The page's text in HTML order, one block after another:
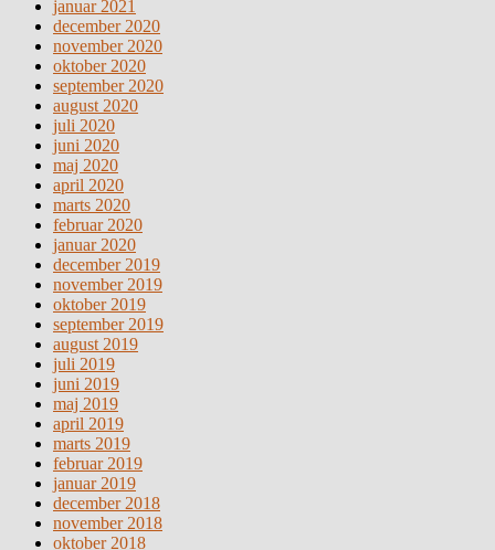
januar 2021
december 2020
november 2020
oktober 2020
september 2020
august 2020
juli 2020
juni 2020
maj 2020
april 2020
marts 2020
februar 2020
januar 2020
december 2019
november 2019
oktober 2019
september 2019
august 2019
juli 2019
juni 2019
maj 2019
april 2019
marts 2019
februar 2019
januar 2019
december 2018
november 2018
oktober 2018